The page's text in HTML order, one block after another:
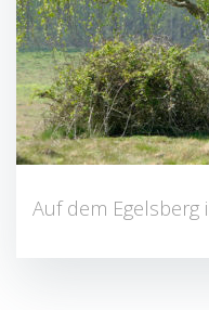
Auf dem Egelsberg